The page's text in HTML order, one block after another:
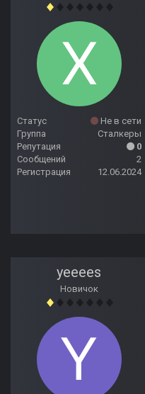
Статус
Не в сети
Группа
Сталкеры
Репутация
0
Сообщений
2
Регистрация
12.06.2024
yeeees
Новичок